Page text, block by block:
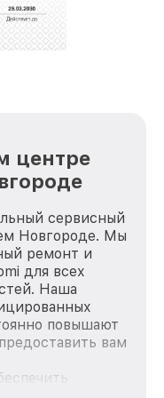
и
центре
сервисный
Новгороде. Мы
ремонт и
для всех
Наша
повышают
вам